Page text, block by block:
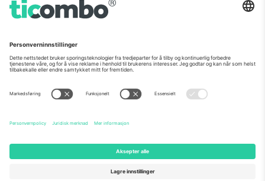
Regus Sofia City West, bul
Totleben 53-55, 1606 Sofia,
UAE Dubai Silicon Oasis, DDP
Mexico
Av Chapultepec 360, Roma
Norte, Cuauhtémoc, 06700
Ciudad de México, CDMX,
sted, begivenhet og/eller domene. For detaljer, sjekk spesifikke
arrangementsside, forlag og vilkår.,Firmainformasjon
2026 Ticombo. Alle rettigheter reservert.